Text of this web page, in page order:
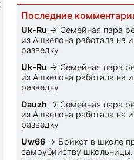
Последние
Uk-Ru → Семейная пара
из Ашкелона работала на
разведку
Uk-Ru → Семейная пара
из Ашкелона работала на
разведку
Dauzh → Семейная пара
из Ашкелона работала на
разведку
Uw66 → Бойкот в школе
самоубийству